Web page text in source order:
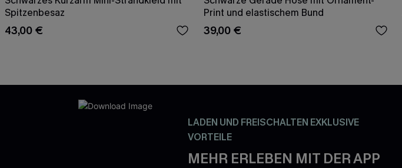
Spitzenbesaz
43,00 €
Print und elastischem Bund
39,00 €
LADEN UND FREISCHALTEN EXKLUSIVE
VORTEILE
MEHR ERLEBEN MIT DER APP